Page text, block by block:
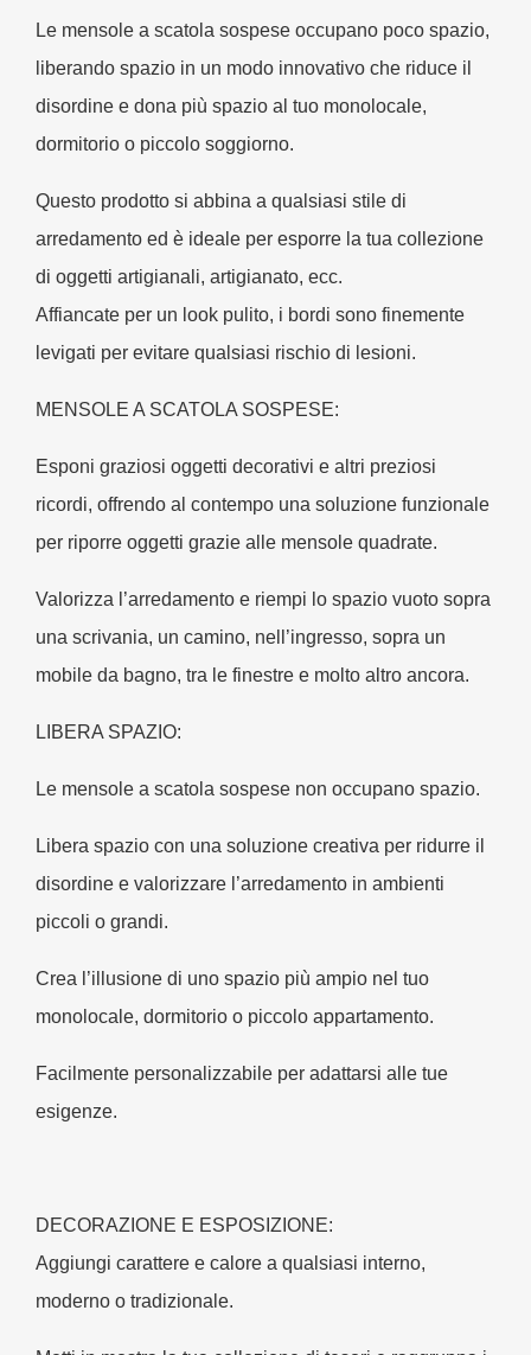
Le mensole a scatola sospese occupano poco spazio,
liberando spazio in un modo innovativo che riduce il
disordine e dona più spazio al tuo monolocale,
dormitorio o piccolo soggiorno.
Questo prodotto si abbina a qualsiasi stile di
arredamento ed è ideale per esporre la tua collezione
di oggetti artigianali, artigianato, ecc.
Affiancate per un look pulito, i bordi sono finemente
levigati per evitare qualsiasi rischio di lesioni.
MENSOLE A SCATOLA SOSPESE:
Esponi graziosi oggetti decorativi e altri preziosi
ricordi, offrendo al contempo una soluzione funzionale
per riporre oggetti grazie alle mensole quadrate.
Valorizza l’arredamento e riempi lo spazio vuoto sopra
una scrivania, un camino, nell’ingresso, sopra un
mobile da bagno, tra le finestre e molto altro ancora.
LIBERA SPAZIO:
Le mensole a scatola sospese non occupano spazio.
Libera spazio con una soluzione creativa per ridurre il
disordine e valorizzare l’arredamento in ambienti
piccoli o grandi.
Crea l’illusione di uno spazio più ampio nel tuo
monolocale, dormitorio o piccolo appartamento.
Facilmente personalizzabile per adattarsi alle tue
esigenze.
DECORAZIONE E ESPOSIZIONE:
Aggiungi carattere e calore a qualsiasi interno,
moderno o tradizionale.